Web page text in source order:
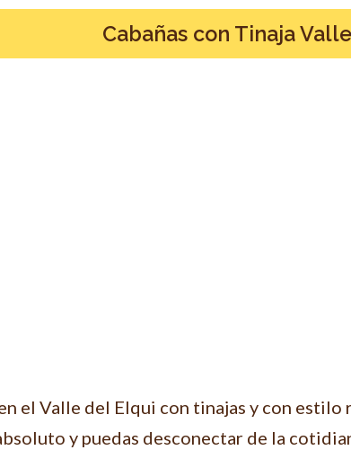
Cabañas con Tinaja
el Valle del Elqui con tinajas y con
y puedas desconectar de la